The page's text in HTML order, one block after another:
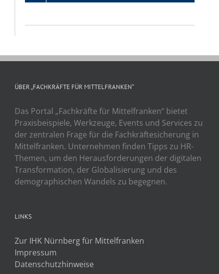
ÜBER „FACHKRÄFTE FÜR MITTELFRANKEN“
Das Portal „Fachkräfte für Mittelfranken“ bietet
Praxisbeispiele, Werkzeuge, Events und Services zu
der zentralen Frage für die Fachkräftesicherung in
Mittelfranken. Unternehmen finden Tipps zu HR-
Themen, um den Herausforderungen der digitalen
Transformation, der Globalisierung und des
demographischen Wandels zu begegnen.
LINKS
Zur IHK Nürnberg für Mittelfranken
Impressum
Datenschutzhinweise